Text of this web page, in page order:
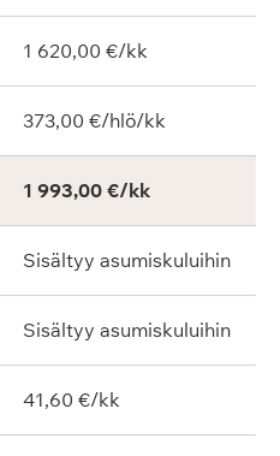
1 620,00 €/kk
373,00 €/hlö/kk
1 993,00 €/kk
Sisältyy asumiskuluihin
Sisältyy asumiskuluihin
41,60 €/kk